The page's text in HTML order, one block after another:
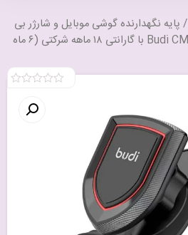
/ پایه نگهدارنده گوشی موبایل و شارژر بی
سیم 15 وات بودی مدل Budi CM520B با گارانتی ۱۸ ماهه شرکتی (۶ ماه